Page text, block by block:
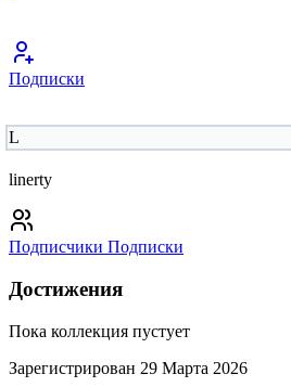
Подписки
L
linerty
Подписчики Подписки
Достижения
Пока коллекция пустует
Зарегистрирован 29 Марта 2026